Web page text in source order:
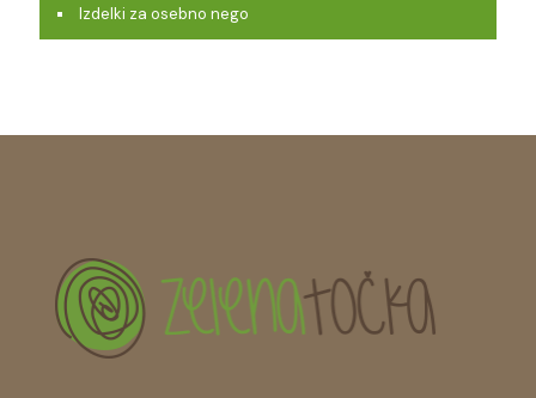
Izdelki za osebno nego